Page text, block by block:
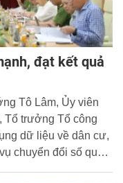
đạt kết quả
Tô Lâm, Ủy viên
Tổ trưởng Tổ công
dữ liệu về dân cư,
chuyển đổi số quốc